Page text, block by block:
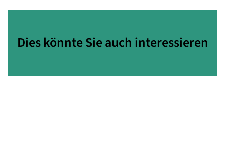
Dies könnte Sie auch interessieren